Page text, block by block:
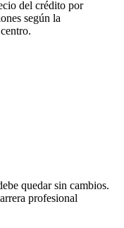
del crédito por
según la
quedar sin cambios.
profesional